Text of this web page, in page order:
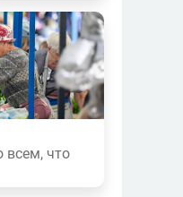
всем, что